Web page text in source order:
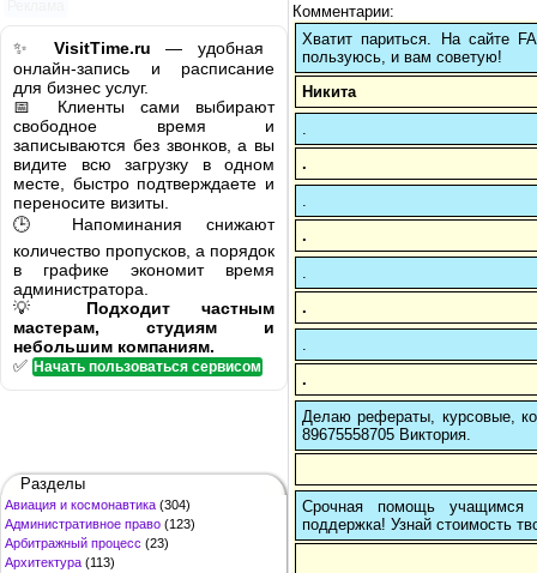
✨ VisitTime.ru — удобная
онлайн-запись и расписание
для бизнес услуг.
📅 Клиенты сами выбирают
свободное время и
записываются без звонков, а вы
видите всю загрузку в одном
месте, быстро подтверждаете и
переносите визиты.
🕒 Напоминания снижают
количество пропусков, а порядок
в графике экономит время
администратора.
💡 Подходит частным
мастерам, студиям и
небольшим компаниям.
✅ Начать пользоваться сервисом
Разделы
Авиация и космонавтика (304)
Административное право (123)
Арбитражный процесс (23)
Архитектура (113)
Комментарии:
Хватит париться. На сайте
пользуюсь, и вам советую!
Никита
.
.
.
.
Делаю рефераты, курсовые,
89675558705 Виктория.
Срочная помощь учащимся в
поддержка! Узнай стоимость